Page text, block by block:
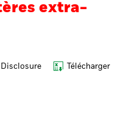
extra-
Disclosure Télécharger